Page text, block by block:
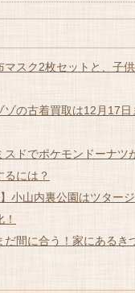
マスク2枚セットと、子
ゾの古着買取は12月17
スドでポケモンドーナツ
るには？
】小山内裏公園はツター
だ間に合う！家にあるき